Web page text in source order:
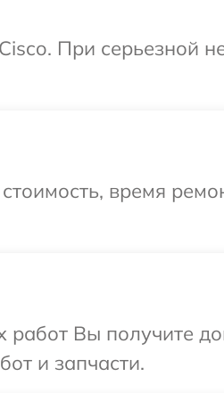
При серьезной
время
работ Вы получите
и запчасти.